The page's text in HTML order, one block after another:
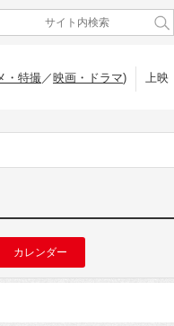
・特撮／映画・ドラマ) 上映
カレンダー